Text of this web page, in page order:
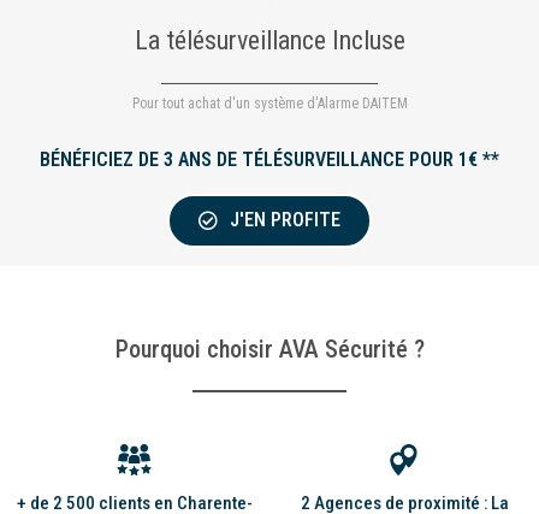
La télésurveillance Incluse
Pour tout achat d'un système d'Alarme DAITEM
BÉNÉFICIEZ DE 3 ANS DE TÉLÉSURVEILLANCE POUR 1€ **
J'EN PROFITE
Pourquoi choisir AVA Sécurité ?
+ de 2 500 clients en Charente- 2 Agences de proximité : La